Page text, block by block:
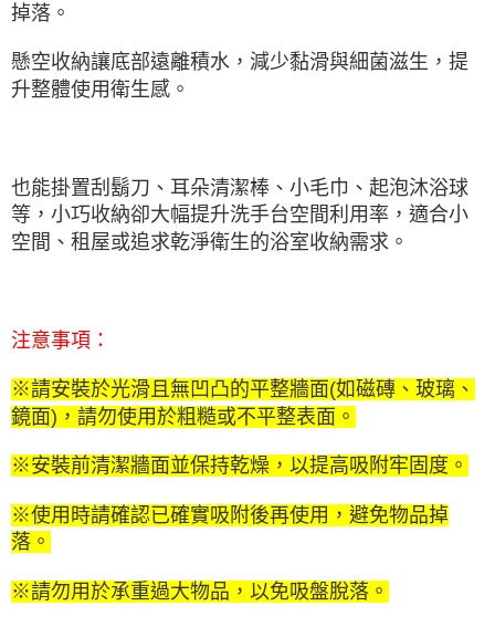
掉落。
懸空收納讓底部遠離積水，減少黏滑與細菌滋生，提
升整體使用衛生感。
也能掛置刮鬍刀、耳朵清潔棒、小毛巾、起泡沐浴球
等，小巧收納卻大幅提升洗手台空間利用率，適合小
空間、租屋或追求乾淨衛生的浴室收納需求。
注意事項：
※請安裝於光滑且無凹凸的平整牆面(如磁磚、玻璃、
鏡面)，請勿使用於粗糙或不平整表面。
※安裝前清潔牆面並保持乾燥，以提高吸附牢固度。
※使用時請確認已確實吸附後再使用，避免物品掉
落。
※請勿用於承重過大物品，以免吸盤脫落。